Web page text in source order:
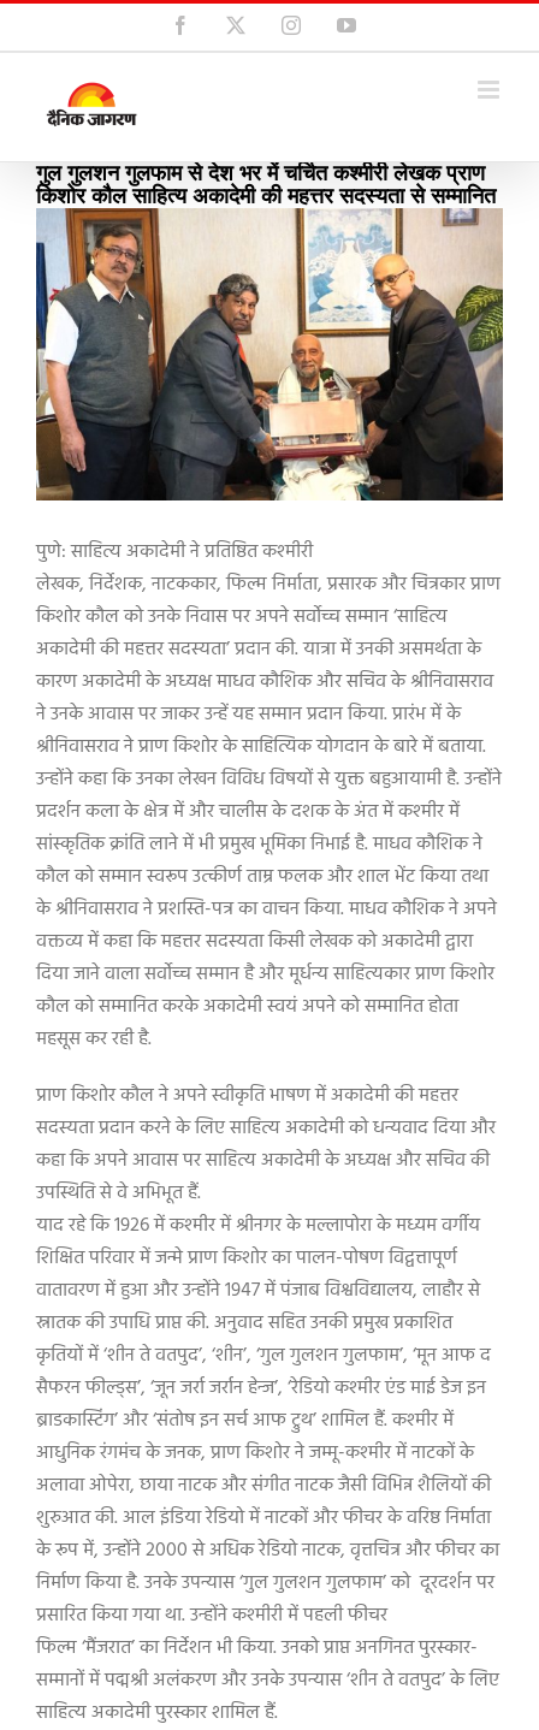
Skip
to
Facebook InstagramYouTube
गुल गुलशन गुलफाम से देश भर में चर्चित कश्मीरी लेखक प्राण
किशोर कौल साहित्य अकादेमी की महत्तर सदस्यता से सम्मानित
View
Larger
Image
पुणे: साहित्य अकादेमी ने प्रतिष्ठित कश्मीरी
लेखक, निर्देशक, नाटककार, फिल्म निर्माता, प्रसारक और चित्रकार प्राण
किशोर कौल को उनके निवास पर अपने सर्वोच्च सम्मान ‘साहित्य
अकादेमी की महत्तर सदस्यता’ प्रदान की. यात्रा में उनकी असमर्थता के
कारण अकादेमी के अध्यक्ष माधव कौशिक और सचिव के श्रीनिवासराव
ने उनके आवास पर जाकर उन्हें यह सम्मान प्रदान किया. प्रारंभ में के
श्रीनिवासराव ने प्राण किशोर के साहित्यिक योगदान के बारे में बताया.
उन्होंने कहा कि उनका लेखन विविध विषयों से युक्त बहुआयामी है. उन्होंने
प्रदर्शन कला के क्षेत्र में और चालीस के दशक के अंत में कश्मीर में
सांस्कृतिक क्रांति लाने में भी प्रमुख भूमिका निभाई है. माधव कौशिक ने
कौल को सम्मान स्वरूप उत्कीर्ण ताम्र फलक और शाल भेंट किया तथा
के श्रीनिवासराव ने प्रशस्ति-पत्र का वाचन किया. माधव कौशिक ने अपने
वक्तव्य में कहा कि महत्तर सदस्यता किसी लेखक को अकादेमी द्वारा
दिया जाने वाला सर्वोच्च सम्मान है और मूर्धन्य साहित्यकार प्राण किशोर
कौल को सम्मानित करके अकादेमी स्वयं अपने को सम्मानित होता
महसूस कर रही है.
प्राण किशोर कौल ने अपने स्वीकृति भाषण में अकादेमी की महत्तर
सदस्यता प्रदान करने के लिए साहित्य अकादेमी को धन्यवाद दिया और
कहा कि अपने आवास पर साहित्य अकादेमी के अध्यक्ष और सचिव की
उपस्थिति से वे अभिभूत हैं.
याद रहे कि 1926 में कश्मीर में श्रीनगर के मल्लापोरा के मध्यम वर्गीय
शिक्षित परिवार में जन्मे प्राण किशोर का पालन-पोषण विद्वत्तापूर्ण
वातावरण में हुआ और उन्होंने 1947 में पंजाब विश्वविद्यालय, लाहौर से
स्नातक की उपाधि प्राप्त की. अनुवाद सहित उनकी प्रमुख प्रकाशित
कृतियों में ‘शीन ते वतपुद’, ‘शीन’, ‘गुल गुलशन गुलफाम’, ‘मून आफ द
सैफरन फील्ड्स’, ‘जून जर्रा जर्रान हेन्ज’, ‘रेडियो कश्मीर एंड माई डेज इन
ब्राडकास्टिंग’ और ‘संतोष इन सर्च आफ ट्रुथ’ शामिल हैं. कश्मीर में
आधुनिक रंगमंच के जनक, प्राण किशोर ने जम्मू-कश्मीर में नाटकों के
अलावा ओपेरा, छाया नाटक और संगीत नाटक जैसी विभिन्न शैलियों की
शुरुआत की. आल इंडिया रेडियो में नाटकों और फीचर के वरिष्ठ निर्माता
के रूप में, उन्होंने 2000 से अधिक रेडियो नाटक, वृत्तचित्र और फीचर का
निर्माण किया है. उनके उपन्यास ‘गुल गुलशन गुलफाम’ को दूरदर्शन पर
प्रसारित किया गया था. उन्होंने कश्मीरी में पहली फीचर
फिल्म ‘मैंजरात’ का निर्देशन भी किया. उनको प्राप्त अनगिनत पुरस्कार-
सम्मानों में पद्मश्री अलंकरण और उनके उपन्यास ‘शीन ते वतपुद’ के लिए
साहित्य अकादेमी पुरस्कार शामिल हैं.